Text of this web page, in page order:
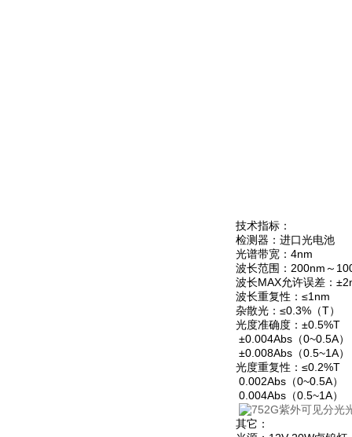
技术指标：
检测器：进口光电池
光谱带宽：4nm
波长范围：200nm～
波长MAX允许误差：
波长重复性：≤1nm
杂散光：≤0.3%（T）
光度准确度：±0.5%T
±0.004Abs（0~0.5A）
±0.008Abs（0.5~1A）
光度重复性：≤0.2%T
0.002Abs（0~0.5A）
0.004Abs（0.5~1A）
其它：